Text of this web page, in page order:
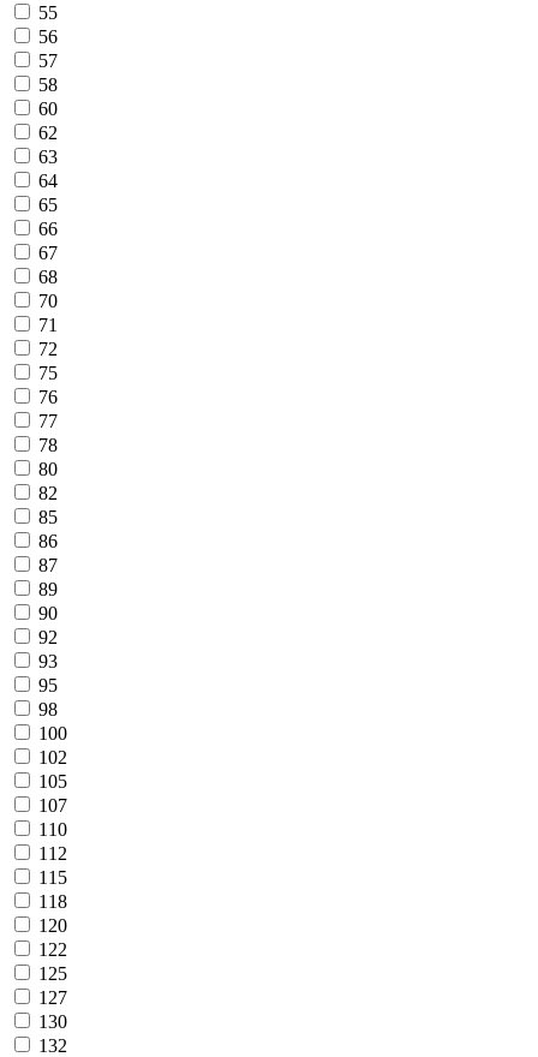
55
56
57
58
60
62
63
64
65
66
67
68
70
71
72
75
76
77
78
80
82
85
86
87
89
90
92
93
95
98
100
102
105
107
110
112
115
118
120
122
125
127
130
132